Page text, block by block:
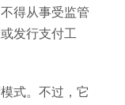
得从事受监管
发行支付工
式。不过，它